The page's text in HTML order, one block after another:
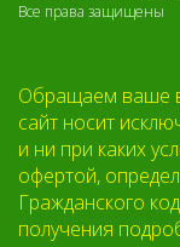
Все права защищены
Обращаем ваше
сайт носит
и ни при каких
офертой,
Гражданского
получения